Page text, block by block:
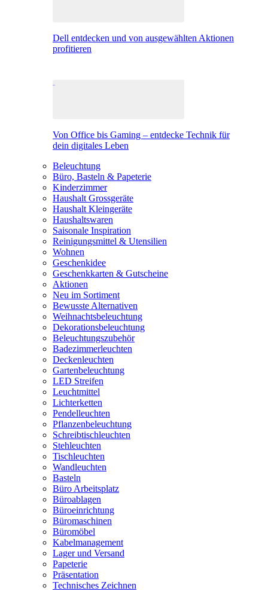
Dell entdecken und von ausgewählten Aktionen
profitieren
Von Office bis Gaming – entdecke Technik für
dein digitales Leben
Beleuchtung
Büro, Basteln & Papeterie
Kinderzimmer
Haushalt Grossgeräte
Haushalt Kleingeräte
Haushaltswaren
Saisonale Inspiration
Reinigungsmittel & Utensilien
Wohnen
Geschenkidee
Geschenkkarten & Gutscheine
Aktionen
Neu im Sortiment
Bewusste Alternativen
Weihnachtsbeleuchtung
Dekorationsbeleuchtung
Beleuchtungszubehör
Badezimmerleuchten
Deckenleuchten
Gartenbeleuchtung
LED Streifen
Leuchtmittel
Lichterketten
Pendelleuchten
Pflanzenbeleuchtung
Schreibtischleuchten
Stehleuchten
Tischleuchten
Wandleuchten
Basteln
Büro Arbeitsplatz
Büroablagen
Büroeinrichtung
Büromaschinen
Büromöbel
Kabelmanagement
Lager und Versand
Papeterie
Präsentation
Technisches Zeichnen